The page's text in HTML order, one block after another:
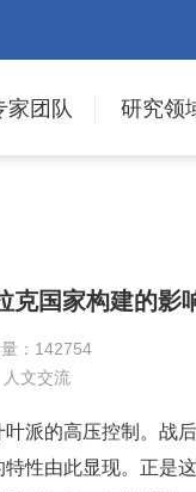
家团队 研究领
克国家构建的影
：142754
人文交流
派的高压控制。战
性由此显现。正是